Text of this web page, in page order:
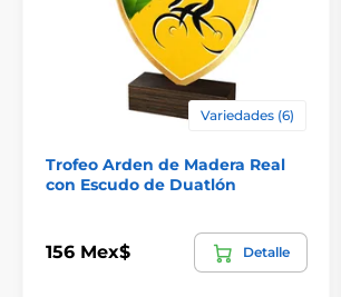
Variedades (6)
Trofeo Arden de Madera Real
con Escudo de Duatlón
156 Mex$ Detalle